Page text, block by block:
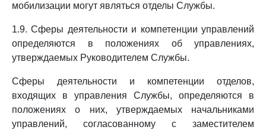
мобилизации могут являться отделы Службы.
1.9. Сферы деятельности и компетенции управлений
определяются в положениях об управлениях,
утверждаемых Руководителем Службы.
Сферы деятельности и компетенции отделов,
входящих в управления Службы, определяются в
положениях о них, утверждаемых начальниками
управлений, согласованному с заместителем